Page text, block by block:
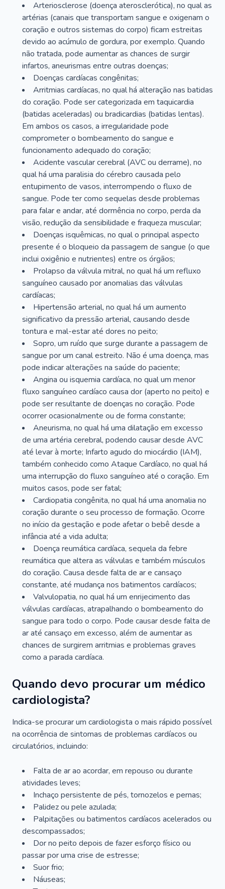
Arteriosclerose (doença aterosclerótica), no qual as
artérias (canais que transportam sangue e oxigenam o
coração e outros sistemas do corpo) ficam estreitas
devido ao acúmulo de gordura, por exemplo. Quando
não tratada, pode aumentar as chances de surgir
infartos, aneurismas entre outras doenças;
Doenças cardíacas congênitas;
Arritmias cardíacas, no qual há alteração nas batidas
do coração. Pode ser categorizada em taquicardia
(batidas aceleradas) ou bradicardias (batidas lentas).
Em ambos os casos, a irregularidade pode
comprometer o bombeamento do sangue e
funcionamento adequado do coração;
Acidente vascular cerebral (AVC ou derrame), no
qual há uma paralisia do cérebro causada pelo
entupimento de vasos, interrompendo o fluxo de
sangue. Pode ter como sequelas desde problemas
para falar e andar, até dormência no corpo, perda da
visão, redução da sensibilidade e fraqueza muscular;
Doenças isquêmicas, no qual o principal aspecto
presente é o bloqueio da passagem de sangue (o que
inclui oxigênio e nutrientes) entre os órgãos;
Prolapso da válvula mitral, no qual há um refluxo
sanguíneo causado por anomalias das válvulas
cardíacas;
Hipertensão arterial, no qual há um aumento
significativo da pressão arterial, causando desde
tontura e mal-estar até dores no peito;
Sopro, um ruído que surge durante a passagem de
sangue por um canal estreito. Não é uma doença, mas
pode indicar alterações na saúde do paciente;
Angina ou isquemia cardíaca, no qual um menor
fluxo sanguíneo cardíaco causa dor (aperto no peito) e
pode ser resultante de doenças no coração. Pode
ocorrer ocasionalmente ou de forma constante;
Aneurisma, no qual há uma dilatação em excesso
de uma artéria cerebral, podendo causar desde AVC
até levar à morte; Infarto agudo do miocárdio (IAM),
também conhecido como Ataque Cardíaco, no qual há
uma interrupção do fluxo sanguíneo até o coração. Em
muitos casos, pode ser fatal;
Cardiopatia congênita, no qual há uma anomalia no
coração durante o seu processo de formação. Ocorre
no início da gestação e pode afetar o bebê desde a
infância até a vida adulta;
Doença reumática cardíaca, sequela da febre
reumática que altera as válvulas e também músculos
do coração. Causa desde falta de ar e cansaço
constante, até mudança nos batimentos cardíacos;
Valvulopatia, no qual há um enrijecimento das
válvulas cardíacas, atrapalhando o bombeamento do
sangue para todo o corpo. Pode causar desde falta de
ar até cansaço em excesso, além de aumentar as
chances de surgirem arritmias e problemas graves
como a parada cardíaca.
Quando devo procurar um médico
cardiologista?
Indica-se procurar um cardiologista o mais rápido possível
na ocorrência de sintomas de problemas cardíacos ou
circulatórios, incluindo:
Falta de ar ao acordar, em repouso ou durante
atividades leves;
Inchaço persistente de pés, tornozelos e pernas;
Palidez ou pele azulada;
Palpitações ou batimentos cardíacos acelerados ou
descompassados;
Dor no peito depois de fazer esforço físico ou
passar por uma crise de estresse;
Suor frio;
Náuseas;